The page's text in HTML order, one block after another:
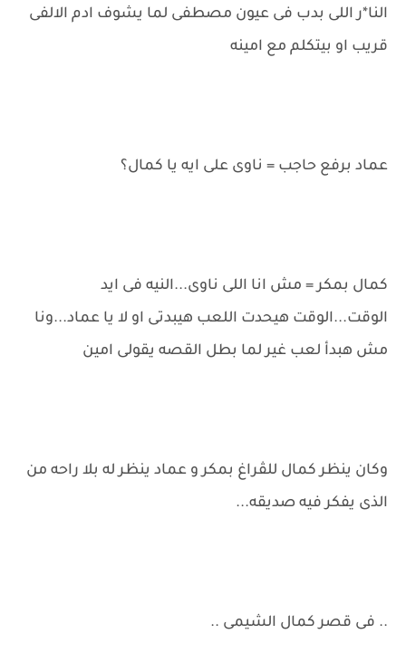
النا*ر اللى بدب فى عيون مصطفى لما يشوف ادم الالفى
قريب او بيتكلم مع امينه
عماد برفع حاجب = ناوى على ايه يا كمال؟
كمال بمكر = مش انا اللى ناوى...النيه فى ايد
الوقت...الوقت هيحدت اللعب هيبدتى او لا يا عماد...ونا
مش هبدأ لعب غير لما بطل القصه يقولى امين
وكان ينظر كمال للڤراغ بمكر و عماد ينظر له بلا راحه من
الذى يفكر فيه صديقه...
.. فى قصر كمال الشيمى ..